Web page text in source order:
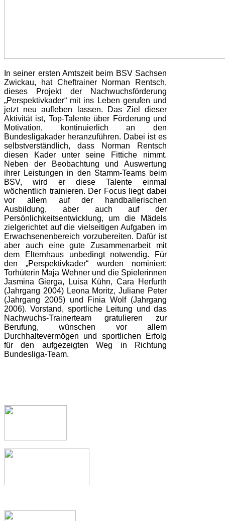
In seiner ersten Amtszeit beim BSV Sachsen
Zwickau, hat Cheftrainer Norman Rentsch,
dieses Projekt der Nachwuchsförderung
„Perspektivkader“ mit ins Leben gerufen und
jetzt neu aufleben lassen. Das Ziel dieser
Aktivität ist, Top-Talente über Förderung und
Motivation, kontinuierlich an den
Bundesligakader heranzuführen. Dabei ist es
selbstverständlich, dass Norman Rentsch
diesen Kader unter seine Fittiche nimmt.
Neben der Beobachtung und Auswertung
ihrer Leistungen in den Stamm-Teams beim
BSV, wird er diese Talente einmal
wöchentlich trainieren. Der Focus liegt dabei
vor allem auf der handballerischen
Ausbildung, aber auch auf der
Persönlichkeitsentwicklung, um die Mädels
zielgerichtet auf die vielseitigen Aufgaben im
Erwachsenenbereich vorzubereiten. Dafür ist
aber auch eine gute Zusammenarbeit mit
dem Elternhaus unbedingt notwendig. Für
den „Perspektivkader“ wurden nominiert:
Torhüterin Maja Wehner und die Spielerinnen
Jasmina Gierga, Luisa Kühn, Cara Herfurth
(Jahrgang 2004) Leona Moritz, Juliane Peter
(Jahrgang 2005) und Finia Wolf (Jahrgang
2006). Vorstand, sportliche Leitung und das
Nachwuchs-Trainerteam gratulieren zur
Berufung, wünschen vor allem
Durchhaltevermögen und sportlichen Erfolg
für den aufgezeigten Weg in Richtung
Bundesliga-Team.